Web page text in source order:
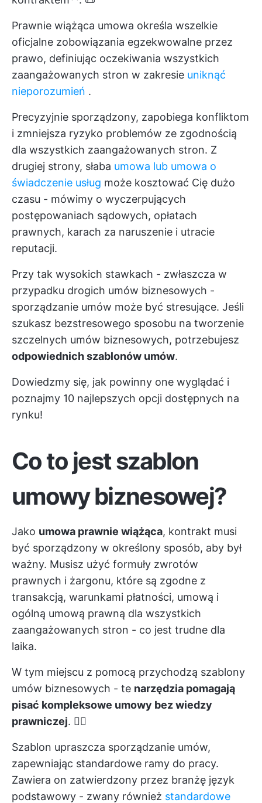
Prawnie wiążąca umowa określa wszelkie
oficjalne zobowiązania egzekwowalne przez
prawo, definiując oczekiwania wszystkich
zaangażowanych stron w zakresie uniknąć
nieporozumień .
Precyzyjnie sporządzony, zapobiega konfliktom
i zmniejsza ryzyko problemów ze zgodnością
dla wszystkich zaangażowanych stron. Z
drugiej strony, słaba umowa lub umowa o
świadczenie usług może kosztować Cię dużo
czasu - mówimy o wyczerpujących
postępowaniach sądowych, opłatach
prawnych, karach za naruszenie i utracie
reputacji.
Przy tak wysokich stawkach - zwłaszcza w
przypadku drogich umów biznesowych -
sporządzanie umów może być stresujące. Jeśli
szukasz bezstresowego sposobu na tworzenie
szczelnych umów biznesowych, potrzebujesz
odpowiednich szablonów umów.
Dowiedzmy się, jak powinny one wyglądać i
poznajmy 10 najlepszych opcji dostępnych na
rynku!
Co to jest szablon
umowy biznesowej?
Jako umowa prawnie wiążąca, kontrakt musi
być sporządzony w określony sposób, aby był
ważny. Musisz użyć formuły zwrotów
prawnych i żargonu, które są zgodne z
transakcją, warunkami płatności, umową i
ogólną umową prawną dla wszystkich
zaangażowanych stron - co jest trudne dla
laika.
W tym miejscu z pomocą przychodzą szablony
umów biznesowych - te narzędzia pomagają
pisać kompleksowe umowy bez wiedzy
prawniczej. 🧑‍⚖️
Szablon upraszcza sporządzanie umów,
zapewniając standardowe ramy do pracy.
Zawiera on zatwierdzony przez branżę język
podstawowy - zwany również standardowe